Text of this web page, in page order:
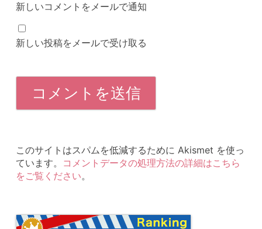
新しいコメントをメールで通知
新しい投稿をメールで受け取る
このサイトはスパムを低減するために Akismet を使っ
ています。 コメントデータの処理方法の詳細はこちら
をご覧ください。